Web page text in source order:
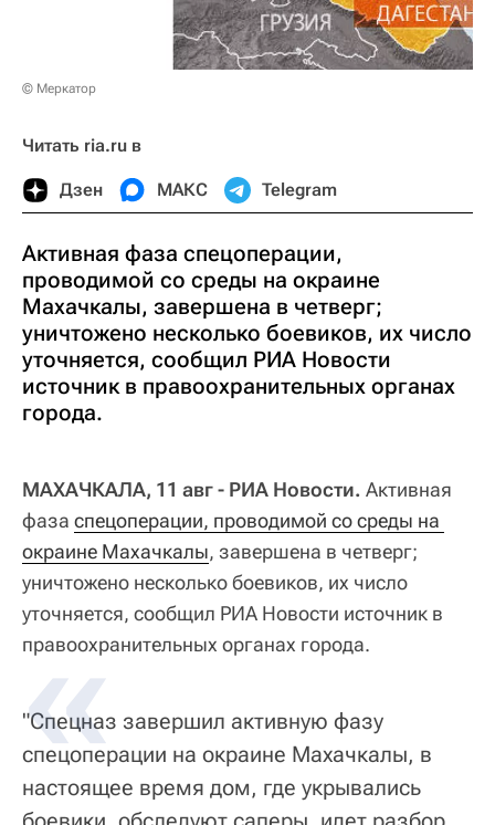
© Меркатор
Читать ria.ru в
Дзен МАКС Telegram
Активная фаза спецоперации,
проводимой со среды на окраине
Махачкалы, завершена в четверг;
уничтожено несколько боевиков, их число
уточняется, сообщил РИА Новости
источник в правоохранительных органах
города.
МАХАЧКАЛА, 11 авг - РИА Новости. Активная
фаза спецоперации, проводимой со среды на
окраине Махачкалы, завершена в четверг;
уничтожено несколько боевиков, их число
уточняется, сообщил РИА Новости источник в
правоохранительных органах города.
"Спецназ завершил активную фазу
спецоперации на окраине Махачкалы, в
настоящее время дом, где укрывались